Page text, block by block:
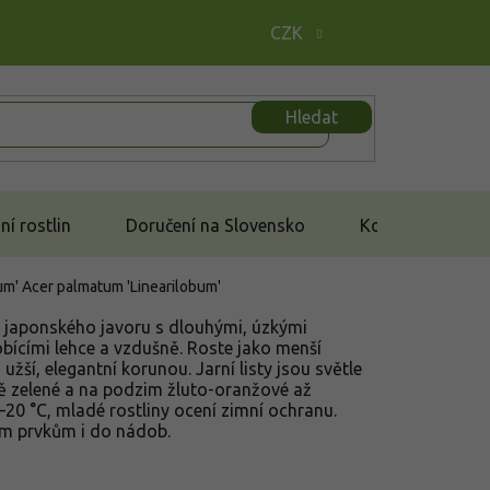
CZK
Hledat
rostlin Doručení na Slovensko Kontakt
Acer palmatum 'Linearilobum'
javoru s dlouhými, úzkými
lehce a vzdušně. Roste jako menší
elegantní korunou. Jarní listy jsou světle
zelené a na podzim žluto-oranžové až
°C, mladé rostliny ocení zimní ochranu.
prvkům i do nádob.